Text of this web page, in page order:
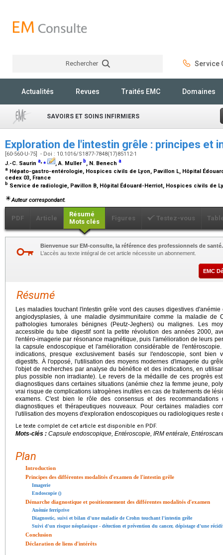
Rechercher Service
Actualités Revues Traités EMC Domaines
SAVOIRS ET SOINS INFIRMIERS
Exploration de l'intestin grêle : principes et
[60-560-U-75] - Doi : 10.1016/S1877-7848(17)85112-1
J.-C. Saurin a,⁎ , A. Muller b, N. Benech a
a Hépato-gastro-entérologie, Hospices civils de Lyon, Pavillon L, Hôpital
cedex 03, France
b Service de radiologie, Pavillon B, Hôpital Édouard-Herriot, Hospices civils de
Auteur correspondant.
PDF Article
Résumé
Mots clés
Figures Testez-vous
Bienvenue sur EM-consulte, la référence des professionnels de santé.
L’accès au texte intégral de cet article nécessite un abonnement.
EMC
Résumé
Les maladies touchant l'intestin grêle vont des causes digestives
angiodysplasies, à une maladie dysimmunitaire comme la maladie
pathologies tumorales bénignes (Peutz-Jeghers) ou malignes. Les
accessible du tube digestif sont la petite révolution des années 2000,
l'entéro-imagerie par résonance magnétique, puis l'amélioration de leurs
la capsule endoscopique et l'amélioration considérable de
indications, presque exclusivement basés sur l'endoscopie, sont bien
digestifs. À l'opposé, l'utilisation des moyens modernes d'imagerie du
l'objet de recherches par analyse du bénéfice et des indications, en
plus possible non irradiante). Le revers de la médaille de ces progrès
diagnostiques dans certaines situations (anémie chez la femme jeune,
vrai risque de complications iatrogènes inutiles en cas de traitements de
examens. C'est bien le rôle des consensus et des recommandations
diagnostiques et thérapeutiques nouveaux. Pour certaines maladies
l'utilisation des moyens d'exploration endoscopiques ou radiologiques
Le texte complet de cet article est disponible en PDF.
Mots-clés : Capsule endoscopique, Entéroscopie, IRM entérale,
Plan
Introduction
Principes des différentes modalités d'examen de l'intestin grêle
Imagerie
Endoscopie ()
Démarche diagnostique et positionnement des différentes modalités d'examen
Anémie ferriprive
Diagnostic, suivi et bilan d'une maladie de Crohn touchant l'intestin grêle
Suivi d'un risque néoplasique - détection et prévention du cancer, dépistage d'une
Conclusion
Déclaration de liens d'intérêts